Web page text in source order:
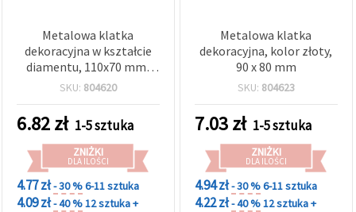
Metalowa klatka
dekoracyjna w kształcie
diamentu, 110x70 mm,
kolor srebrny
SKU: 804620
6.82zł 1-5 sztuka
ZNIŻKI
DLA ILOŚCI
4.77 zł- 30 %6-11 sztuka
4.09 zł- 40 %12 sztuka +
Metalowa klatka
dekoracyjna, kolor złoty,
90 x 80 mm
SKU: 804623
7.03zł 1-5 sztuka
ZNIŻKI
DLA ILOŚCI
4.94 zł- 30 %6-11 sztuka
4.22 zł- 40 %12 sztuka +